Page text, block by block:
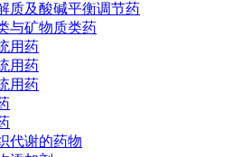
质及酸碱平衡调节药
与矿物质类药
用药
用药
用药
代谢的药物